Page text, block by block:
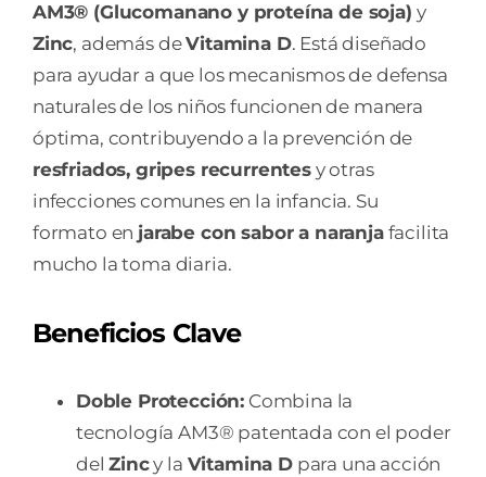
AM3® (Glucomanano y proteína de soja) y
Zinc, además deVitamina D. Está diseñado
para ayudar a que los mecanismos de defensa
naturales de los niños funcionen de manera
óptima, contribuyendo a la prevención de
resfriados, gripes recurrentesy otras
infecciones comunes en la infancia. Su
formato en jarabe con sabor a naranjafacilita
mucho la toma diaria.
Beneficios Clave
Doble Protección: Combina la
tecnología AM3® patentada con el poder
delZincy la Vitamina Dpara una acción